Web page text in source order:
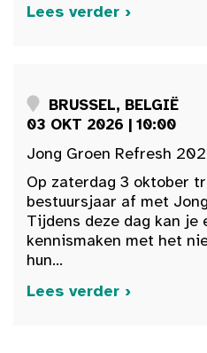
Lees verder ›
BRUSSEL, BELGIË
03 OKT 2026 | 10:00
Jong Groen Refresh
Op zaterdag 3 oktober
bestuursjaar af met
Tijdens deze dag kan je
kennismaken met het
hun...
Lees verder ›